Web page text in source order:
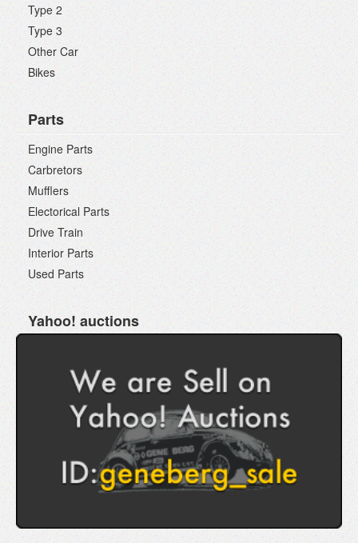
Type 2
Type 3
Other Car
Bikes
Parts
Engine Parts
Carbretors
Mufflers
Electorical Parts
Drive Train
Interior Parts
Used Parts
Yahoo! auctions